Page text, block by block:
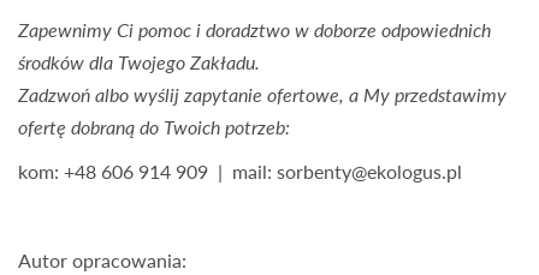
Zapewnimy Ci pomoc i doradztwo w doborze odpowiednich
środków dla Twojego Zakładu.
Zadzwoń albo wyślij zapytanie ofertowe, a My przedstawimy
ofertę dobraną do Twoich potrzeb:
kom: +48 606 914 909 | mail: sorbenty@ekologus.pl
Autor opracowania: